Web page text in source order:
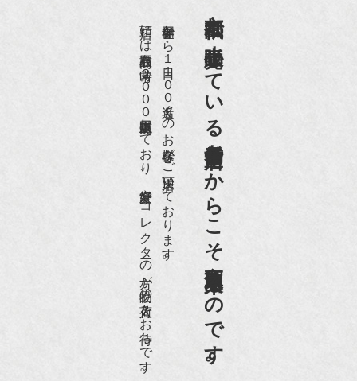
京都祇園で小売販売している
老舗骨董店だからこそ高価買取出来るのです。
世界各国から１日１００名近くのお客様がご来店頂いております。
店頭には買取商品を常時２０００点以上展示販売しており、
愛好家やコレクターの方が品物の入荷をお待ちです。